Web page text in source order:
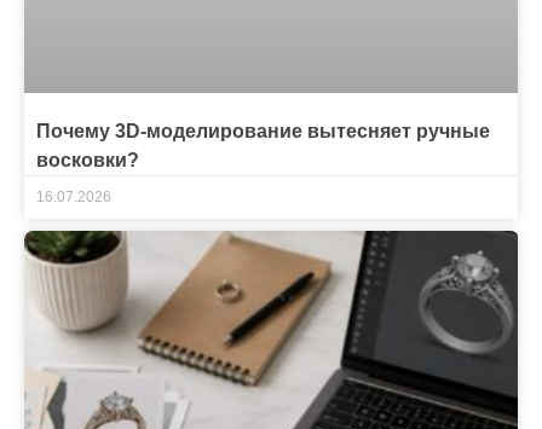
Почему 3D-моделирование вытесняет ручные
восковки?
16.07.2026